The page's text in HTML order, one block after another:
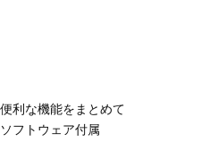
便利な機能をまとめて
ソフトウェア付属